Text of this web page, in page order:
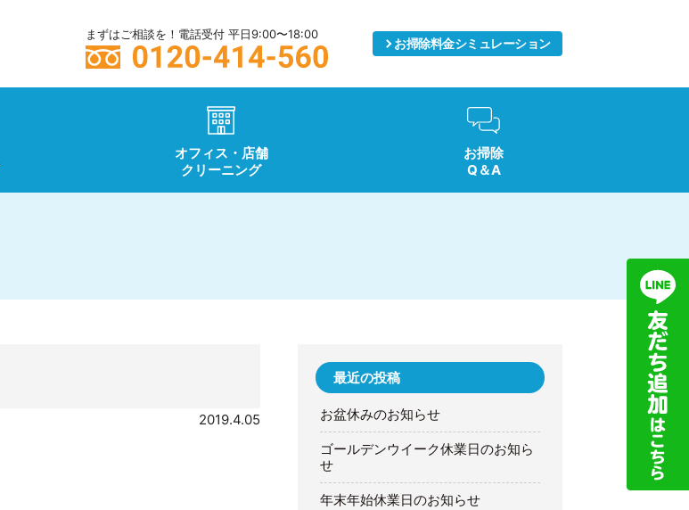
まずはご相談を！電話受付 平日9:00〜18:00
お掃除料金シミュレーション
オフィス・店舗
クリーニング
お掃除
Q＆A
2019.4.05
最近の投稿
お盆休みのお知らせ
ゴールデンウイーク休業日のお知ら
せ
年末年始休業日のお知らせ